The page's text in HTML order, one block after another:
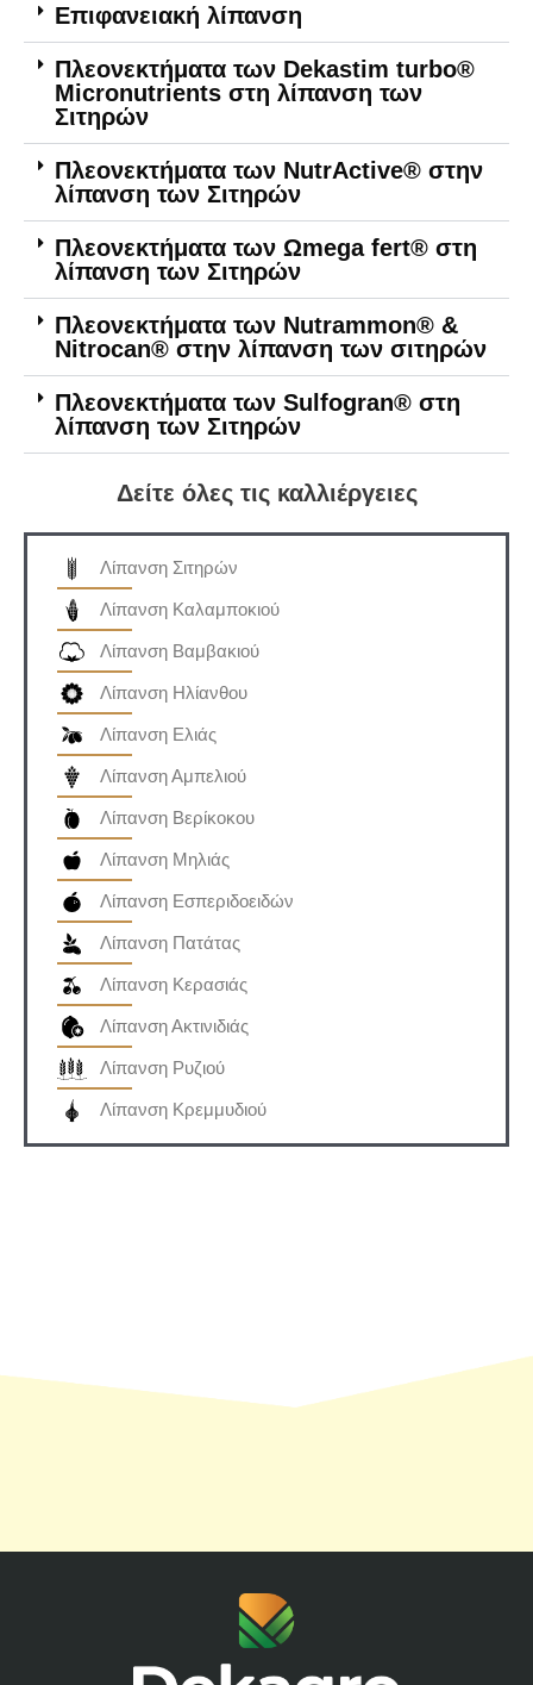
Επιφανειακή λίπανση
Πλεονεκτήματα των Dekastim turbo®
Micronutrients στη λίπανση των
Σιτηρών
Πλεονεκτήματα των NutrActive® στην
λίπανση των Σιτηρών
Πλεονεκτήματα των Ωmega fert® στη
λίπανση των Σιτηρών
Πλεονεκτήματα των Nutrammon® &
Nitrocan® στην λίπανση των σιτηρών
Πλεονεκτήματα των Sulfogran® στη
λίπανση των Σιτηρών
Δείτε όλες τις καλλιέργειες
Λίπανση Σιτηρών
Λίπανση Καλαμποκιού
Λίπανση Βαμβακιού
Λίπανση Ηλίανθου
Λίπανση Ελιάς
Λίπανση Αμπελιού
Λίπανση Βερίκοκου
Λίπανση Μηλιάς
Λίπανση Εσπεριδοειδών
Λίπανση Πατάτας
Λίπανση Κερασιάς
Λίπανση Ακτινιδιάς
Λίπανση Ρυζιού
Λίπανση Κρεμμυδιού